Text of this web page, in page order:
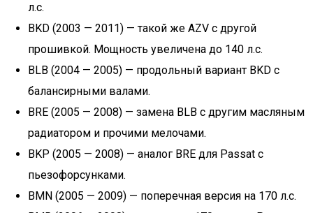
л.с.
BKD (2003 — 2011) — такой же AZV с другой
прошивкой. Мощность увеличена до 140 л.с.
BLB (2004 — 2005) — продольный вариант BKD с
балансирными валами.
BRE (2005 — 2008) — замена BLB с другим масляным
радиатором и прочими мелочами.
BKP (2005 — 2008) — аналог BRE для Passat с
пьезофорсунками.
BMN (2005 — 2009) — поперечная версия на 170 л.с.